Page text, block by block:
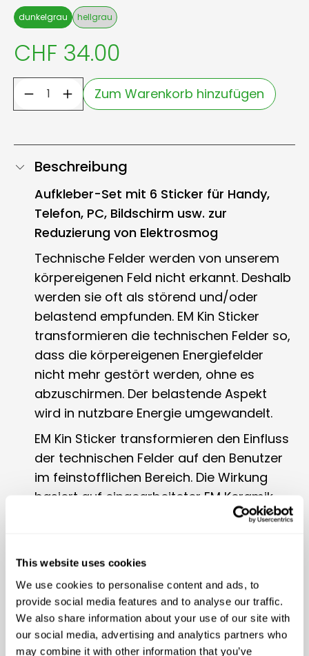
This website uses cookies
We use cookies to personalise content and ads, to
provide social media features and to analyse our traffic.
We also share information about your use of our site with
our social media, advertising and analytics partners who
may combine it with other information that you’ve
dunkelgrau hellgrau
CHF 34.00
Zum Warenkorb hinzufügen
Beschreibung
Aufkleber-Set mit 6 Sticker für Handy,
Telefon, PC, Bildschirm usw. zur
Reduzierung von Elektrosmog
Technische Felder werden von unserem
körpereigenen Feld nicht erkannt. Deshalb
werden sie oft als störend und/oder
belastend empfunden. EM Kin Sticker
transformieren die technischen Felder so,
dass die körpereigenen Energiefelder
nicht mehr gestört werden, ohne es
abzuschirmen. Der belastende Aspekt
wird in nutzbare Energie umgewandelt.
EM Kin Sticker transformieren den Einfluss
der technischen Felder auf den Benutzer
im feinstofflichen Bereich. Die Wirkung
basiert auf eingearbeiteter EM Keramik
und der energetischen Behandlung (Kin
Die Kin Behandlung unterstützt das
Wirkungsspektrum von EM Keramik. Durch
die energetischen Aspekte von Erinnerung
und Kommunikation wird die inneliegende
Struktur von Systemen gestärkt und an